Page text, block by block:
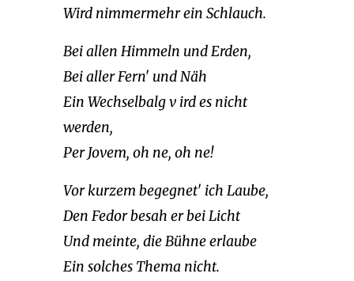
Wird nimmermehr ein Schlauch.
Bei allen Himmeln und Erden,
Bei aller Fern' und Näh
Ein Wechselbalg v ird es nicht
werden,
Per Jovem, oh ne, oh ne!
Vor kurzem begegnet' ich Laube,
Den Fedor besah er bei Licht
Und meinte, die Bühne erlaube
Ein solches Thema nicht.